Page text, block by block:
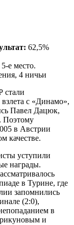
62,5%
е место.
4 ничьи
стали
с «Динамо»,
Павел Дацюк,
Поэтому
в Австрии
качестве.
уступили
награды.
в Турине, где
запомнились
(2:0),
в
и